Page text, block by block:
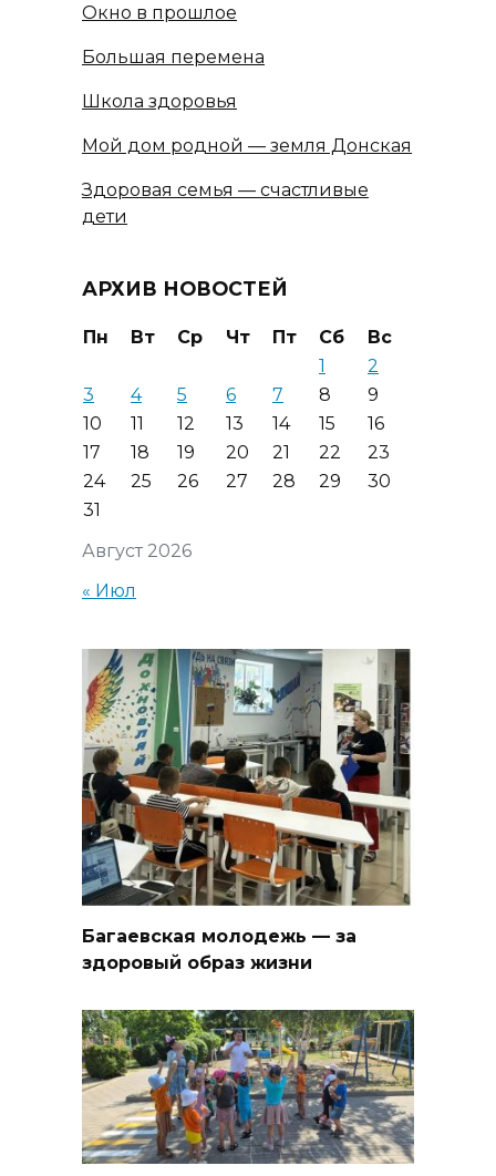
Окно в прошлое
Большая перемена
Школа здоровья
Мой дом родной — земля Донская
Здоровая семья — счастливые
дети
АРХИВ НОВОСТЕЙ
Август 2026
Пн Вт Ср Чт Пт Сб
Вс
1
2
3
4 5 6 7 8
9
10
11 12 13 14 15
16
17
18 19 20 21 22
23
24
25 26 27 28 29
30
31
« Июл
Багаевская молодежь — за
здоровый образ жизни